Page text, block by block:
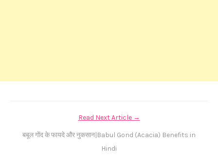
Read Next Article →
बबूल गोंद के फायदे और नुकसान|Babul Gond (Acacia) Benefits in
Hindi